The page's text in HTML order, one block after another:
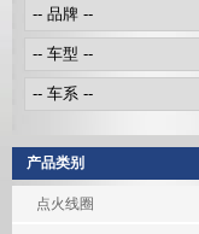
产品类别
点火线圈